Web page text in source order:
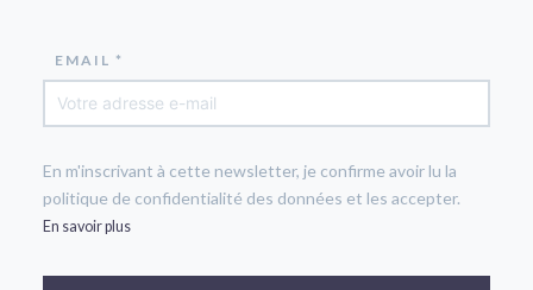
EMAIL *
En m'inscrivant à cette newsletter, je confirme avoir lu la
politique de confidentialité des données et les accepter.
En savoir plus